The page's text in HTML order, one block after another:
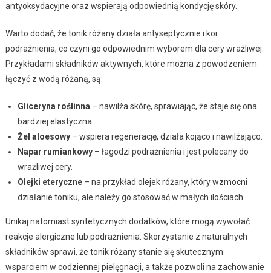
antyoksydacyjne oraz wspierają odpowiednią kondycję skóry.
Warto dodać, że tonik różany działa antyseptycznie i koi
podrażnienia, co czyni go odpowiednim wyborem dla cery wrażliwej.
Przykładami składników aktywnych, które można z powodzeniem
łączyć z wodą różaną, są:
Gliceryna roślinna – nawilża skórę, sprawiając, że staje się ona
bardziej elastyczna.
Żel aloesowy– wspiera regenerację, działa kojąco i nawilżająco.
Napar rumiankowy– łagodzi podrażnienia i jest polecany do
wrażliwej cery.
Olejki eteryczne– na przykład olejek różany, który wzmocni
działanie toniku, ale należy go stosować w małych ilościach.
Unikaj natomiast syntetycznych dodatków, które mogą wywołać
reakcje alergiczne lub podrażnienia. Skorzystanie z naturalnych
składników sprawi, że tonik różany stanie się skutecznym
wsparciem w codziennej pielęgnacji, a także pozwoli na zachowanie